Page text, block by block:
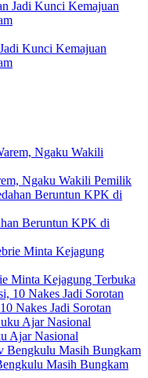
Kunci Kemajuan
Ngaku Wakili Pemilik
Beruntun KPK di
Minta Kejagung Terbuka
Nakes Jadi Sorotan
Ajar Nasional
Masih Bungkam